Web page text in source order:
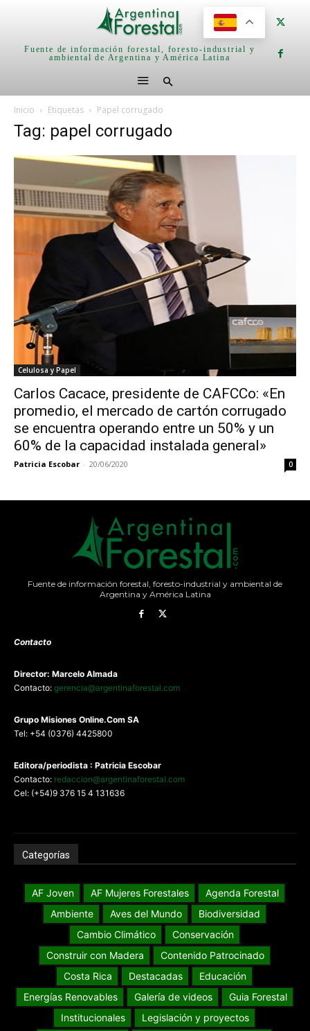
Fuente de información forestal, foresto-industrial y
ambiental de Argentina y América Latina
Inicio Etiquetas Papel corrugado
Tag: papel corrugado
Celulosa y Papel
Carlos Cacace, presidente de CAFCCo: «En
promedio, el mercado de cartón corrugado
se encuentra operando entre un 50% y un
60% de la capacidad instalada general»
Patricia Escobar - 20/06/2020 0
Fuente de información forestal, foresto-industrial y ambiental de
Argentina y América Latina
Contacto
Director: Marcelo Almada
Contacto: gerencia@argentinaforestal.com
Grupo Misiones Online.Com SA
Tel: +54 (0376) 4425800
Editora/periodista : Patricia Escobar
Contacto: redaccion@argentinaforestal.com
Cel: (+54)9 376 15 4 131636
Categorías
AF Joven AF Mujeres Forestales
Agenda Forestal
Ambiente
Aves del Mundo
Biodiversidad
Cambio Climático
Conservación
Construir con Madera
Contenido Patrocinado
Costa Rica
Destacadas
Educación
Energías Renovables
Galería de videos
Guia Forestal
Institucionales
Legislación y proyectos